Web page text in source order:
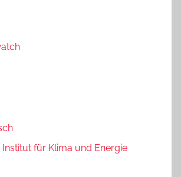
für Klima und Energie